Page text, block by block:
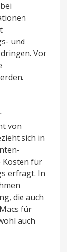
und
Vor
von
sich in
Kosten für
erfragt. In
die auch
für
auch